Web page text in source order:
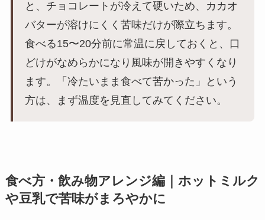
と、チョコレートが冷えて硬いため、カカオ
バターが溶けにくく苦味だけが際立ちます。
食べる15〜20分前に常温に戻しておくと、口
どけがなめらかになり風味が開きやすくなり
ます。「冷たいまま食べて苦かった」という
方は、まず温度を見直してみてください。
食べ方・飲み物アレンジ編｜ホットミルク
や豆乳で苦味がまろやかに